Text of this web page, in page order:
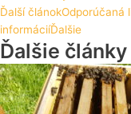
Ďalší článokOdporúčaná
informáciíĎalšie
Ďalšie články